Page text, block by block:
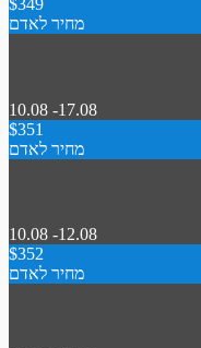
$349
מחיר לאדם
10.08 -17.08
$351
מחיר לאדם
10.08 -12.08
$352
מחיר לאדם